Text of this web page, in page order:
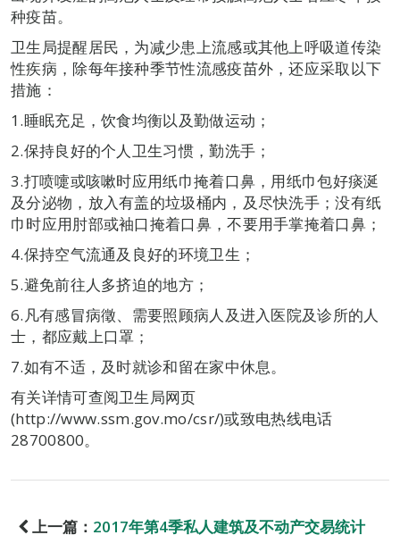
种疫苗。
卫生局提醒居民，为减少患上流感或其他上呼吸道传染
性疾病，除每年接种季节性流感疫苗外，还应采取以下
措施：
1.睡眠充足，饮食均衡以及勤做运动；
2.保持良好的个人卫生习惯，勤洗手；
3.打喷嚏或咳嗽时应用纸巾掩着口鼻，用纸巾包好痰涎
及分泌物，放入有盖的垃圾桶内，及尽快洗手；没有纸
巾时应用肘部或袖口掩着口鼻，不要用手掌掩着口鼻；
4.保持空气流通及良好的环境卫生；
5.避免前往人多挤迫的地方；
6.凡有感冒病徵、需要照顾病人及进入医院及诊所的人
士，都应戴上口罩；
7.如有不适，及时就诊和留在家中休息。
有关详情可查阅卫生局网页
(http://www.ssm.gov.mo/csr/)或致电热线电话
28700800。
上一篇： 2017年第4季私人建筑及不动产交易统计